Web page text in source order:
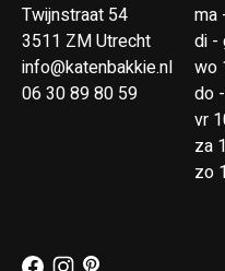
Twijnstraat 54
3511 ZM Utrecht
info@katenbakkie.nl
06 30 89 80 59
ma
di -
wo
do
vr
za
zo